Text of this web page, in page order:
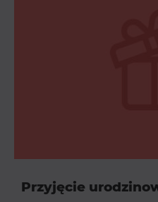
Przyjęcie